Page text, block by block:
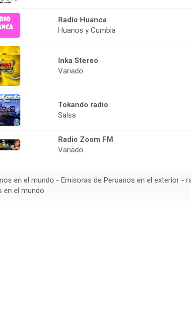
Radio Huanca
Huanos y Cumbia
Inka Stereo
Variado
Tokando radio
Salsa
Radio Zoom FM
Variado
en el mundo - Emisoras de Peruanos en el exterior -
en el mundo.